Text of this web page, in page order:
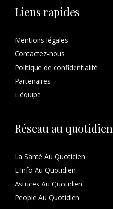
Liens rapides
Mentions légales
Contactez-nous
Politique de confidentialité
Partenaires
L'équipe
Réseau au quotidien
La Santé Au Quotidien
L'Info Au Quotidien
Astuces Au Quotidien
People Au Quotidien